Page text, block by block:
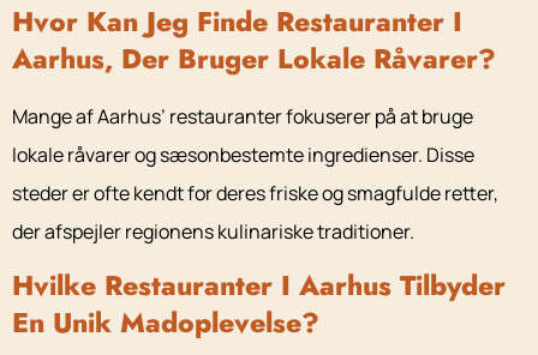
Hvor Kan Jeg Finde Restauranter I
Aarhus, Der Bruger Lokale Råvarer?
Mange af Aarhus’ restauranter fokuserer på at bruge
lokale råvarer og sæsonbestemte ingredienser. Disse
steder er ofte kendt for deres friske og smagfulde retter,
der afspejler regionens kulinariske traditioner.
Hvilke Restauranter I Aarhus Tilbyder
En Unik Madoplevelse?